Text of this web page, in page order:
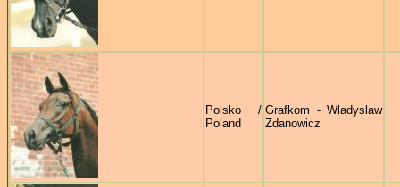
Polsko /
Poland
Grafkom - Wladyslaw
Zdanowicz